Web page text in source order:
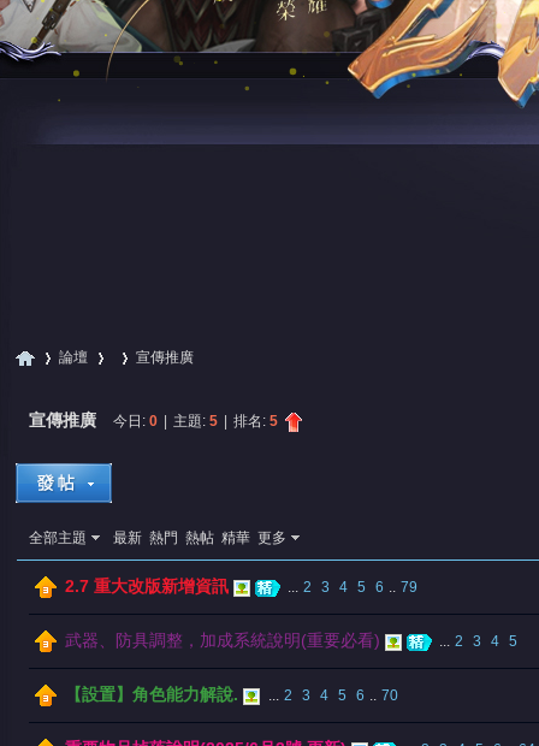
尋 »
論壇
› ›
宣傳推廣
宣傳推廣 今日: 0 主題: 5 排名: 5
全部主題 最新 熱門 熱帖 精華 更多
2.7 重大改版新增資訊 ... 2 3 4 5 6 .. 79
武器、防具調整，加成系統說明(重要必看) ... 2 3 4 5
【設置】角色能力解說. ... 2 3 4 5 6 .. 70